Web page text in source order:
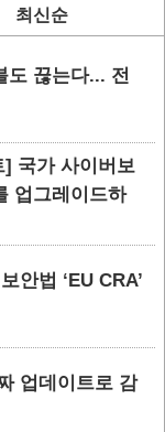
최신순
도 끊는다... 전
] 국가 사이버보
업그레이드하
안법 ‘EU CRA’
업데이트로 감